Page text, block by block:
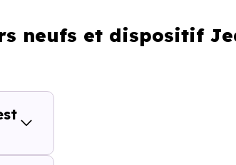
neufs et dispositif